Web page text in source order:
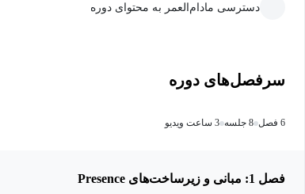
دسترسی مادام‌العمر به محتوای دوره
سرفصل‌های دوره
6 فصل 8 جلسه 3 ساعت ویدیو
فصل 1: مبانی و زیرساخت‌های Presence